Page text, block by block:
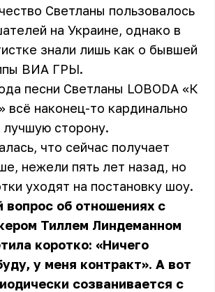
Светланы пользовалось
на Украине, однако в
знали лишь как о бывшей
ВИА ГРЫ.
песни Светланы LOBODA «К
всё наконец-то кардинально
лучшую сторону.
что сейчас получает
нежели пять лет назад, но
уходят на постановку шоу.
вопрос об отношениях с
Тиллем Линдеманном
коротко: «Ничего
у меня контракт». А вот
созванивается с